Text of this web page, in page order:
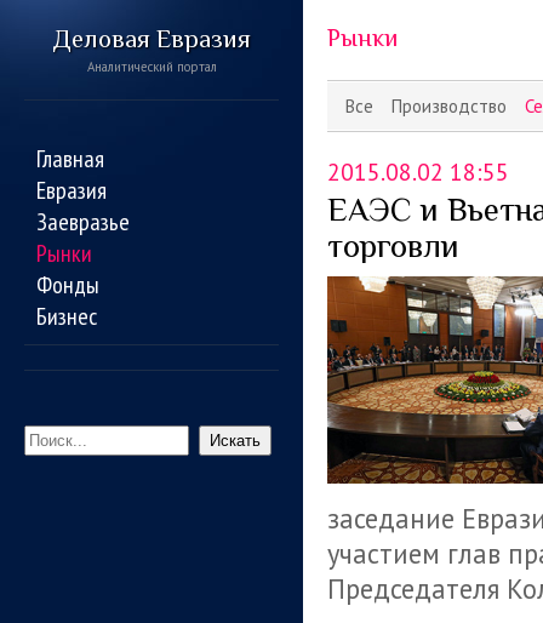
Деловая Евразия
Аналитический портал
Главная
Евразия
Заевразье
Рынки
Фонды
Бизнес
Искать
Все Производство
Рынки
2015.08.02 18:55
ЕАЭС и
торговли
заседание
участием глав
Председателя